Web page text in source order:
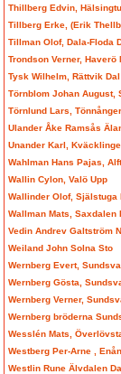
Thillberg Edvin,
Tillberg Erke, (Erik
Tillman Olof, Dala-Floda
Trondson Verner, Haverö
Tysk Wilhelm, Rättvik Dal
Törnblom Johan August,
Törnlund Lars,
Ulander Åke Ramsås
Unander Karl,
Wahlman Hans Pajas,
Wallin Cylon, Valö Upp
Wallinder Olof, Själstuga
Wallman Mats, Saxdalen
Vedin Andrev Galtström
Weiland John Solna Sto
Wernberg Evert,
Wernberg Gösta,
Wernberg Verner,
Wernberg bröderna
Wesslén Mats,
Westberg Per-Arne ,
Westlin Rune Älvdalen